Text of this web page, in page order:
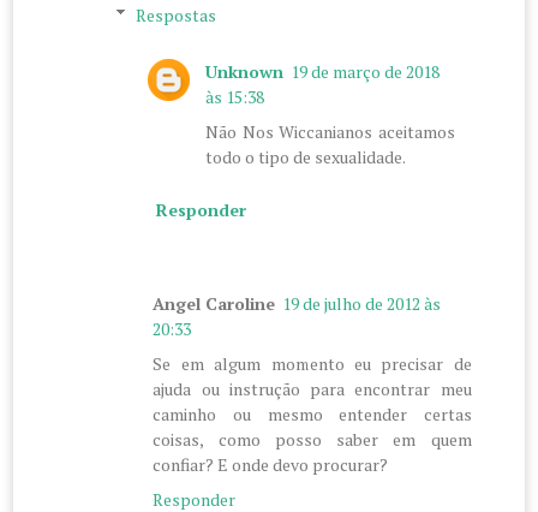
Respostas
Unknown 19 de março de 2018
às 15:38
Não Nos Wiccanianos aceitamos
todo o tipo de sexualidade.
Responder
Angel Caroline 19 de julho de 2012 às
20:33
Se em algum momento eu precisar de
ajuda ou instrução para encontrar meu
caminho ou mesmo entender certas
coisas, como posso saber em quem
confiar? E onde devo procurar?
Responder